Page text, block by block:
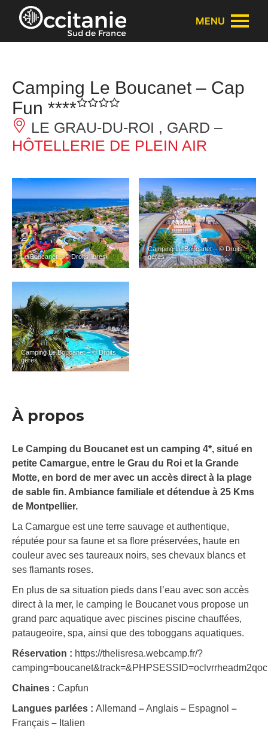
Panneau de gestion des cookies
MENU
Camping Le Boucanet – Cap
Fun ****
LE GRAU-DU-ROI , GARD –
HÔTELLERIE DE PLEIN AIR
Le Boucanet – © Droits libres
Camping Le Boucanet – © Droits
gérés
Camping Le Boucanet – © Droits
gérés
À propos
Le Camping du Boucanet est un camping 4*, situé en
petite Camargue, entre le Grau du Roi et la Grande
Motte, en bord de mer avec un accès direct à la plage
de sable fin. Ambiance familiale et détendue à 25 Kms
de Montpellier.
La Camargue est une terre sauvage et authentique,
réputée pour sa faune et sa flore préservées, haute en
couleur avec ses taureaux noirs, ses chevaux blancs et
ses flamants roses.
En plus de sa situation pieds dans l’eau avec son accès
direct à la mer, le camping le Boucanet vous propose un
grand parc aquatique avec piscines piscine chauffées,
pataugeoire, spa, ainsi que des toboggans aquatiques.
Réservation : https://thelisresa.webcamp.fr/?
Chaines : Capfun
Langues parlées : Allemand –Anglais – Espagnol –
Français – Italien